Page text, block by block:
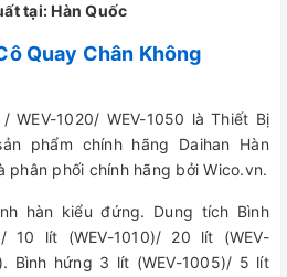
tại: Hàn Quốc
Quay Chân Không
WEV-1020/ WEV-1050 là Thiết Bị
phẩm chính hãng Daihan Hàn
phân phối chính hãng bởi Wico.vn.
hàn kiểu đứng. Dung tích Bình
10 lít (WEV-1010)/ 20 lít (WEV-
Bình hứng 3 lít (WEV-1005)/ 5 lít